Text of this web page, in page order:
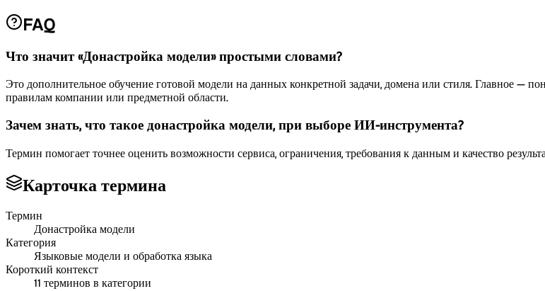
FAQ
Что значит «Донастройка модели» простыми словами?
Это дополнительное обучение готовой модели на данных конкретной задачи, домена или стиля. Главное —
правилам компании или предметной области.
Зачем знать, что такое донастройка модели, при выборе ИИ-инструмента?
Термин помогает точнее оценить возможности сервиса, ограничения, требования к данным и качество
Карточка термина
Термин
Донастройка модели
Категория
Языковые модели и обработка языка
Короткий контекст
11 терминов в категории